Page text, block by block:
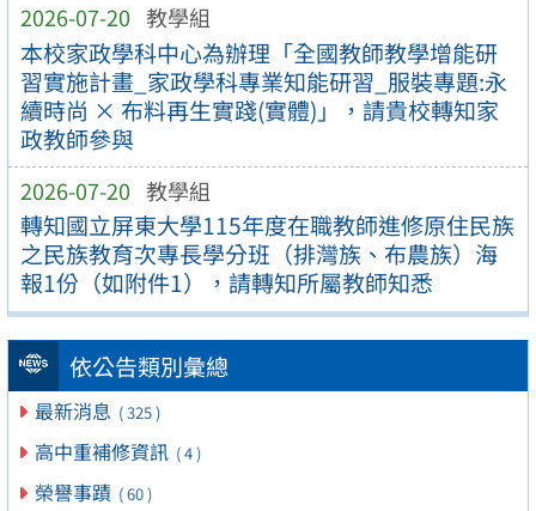
2026-07-20 教學組
本校家政學科中心為辦理「全國教師教學增能研
習實施計畫_家政學科專業知能研習_服裝專題:永
續時尚 × 布料再生實踐(實體)」，請貴校轉知家
政教師參與
2026-07-20 教學組
轉知國立屏東大學115年度在職教師進修原住民族
之民族教育次專長學分班（排灣族、布農族）海
報1份（如附件1），請轉知所屬教師知悉
依公告類別彙總
最新消息 ( 325 )
高中重補修資訊 ( 4 )
榮譽事蹟 ( 60 )